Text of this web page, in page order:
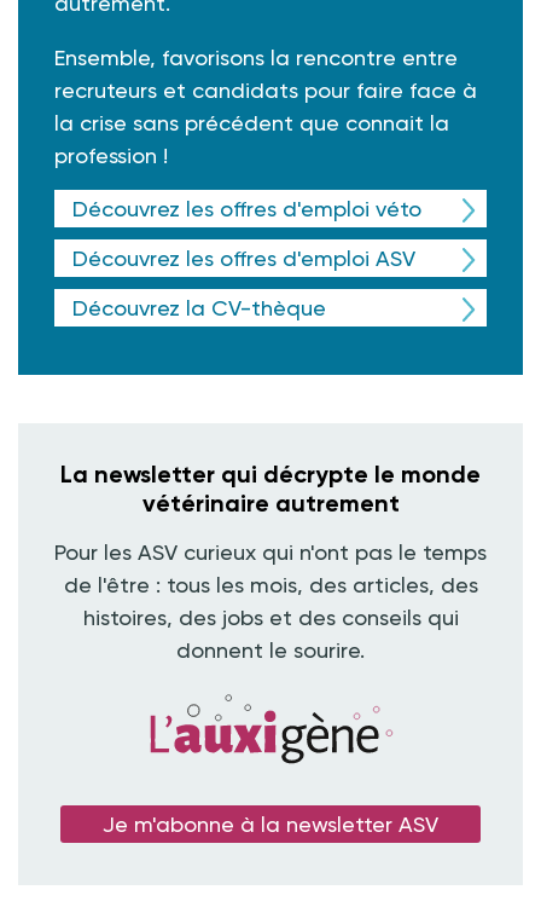
Ensemble, favorisons la rencontre entre
recruteurs et candidats pour faire face à
la crise sans précédent que connait la
profession !
Découvrez les offres d'emploi véto
Découvrez les offres d'emploi ASV
Découvrez la CV-thèque
La newsletter qui décrypte le monde
vétérinaire autrement
Pour les ASV curieux qui n'ont pas le temps
de l'être : tous les mois, des articles, des
histoires, des jobs et des conseils qui
donnent le sourire.
Je m'abonne à la newsletter ASV